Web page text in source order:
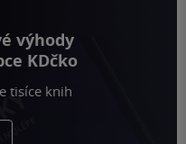
výhody
KDčko
tisíce knih